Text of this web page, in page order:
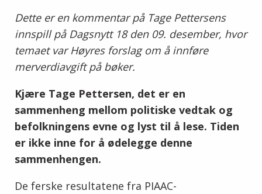
Dette er en kommentar på Tage Pettersens
innspill på Dagsnytt 18 den 09. desember, hvor
temaet var Høyres forslag om å innføre
merverdiavgift på bøker.
Kjære Tage Pettersen, det er en
sammenheng mellom politiske vedtak og
befolkningens evne og lyst til å lese. Tiden
er ikke inne for å ødelegge denne
sammenhengen.
De ferske resultatene fra PIAAC-